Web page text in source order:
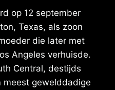
op 12 september
Texas, als zoon
die later met
Angeles verhuisde.
Central, destijds
meest gewelddadige